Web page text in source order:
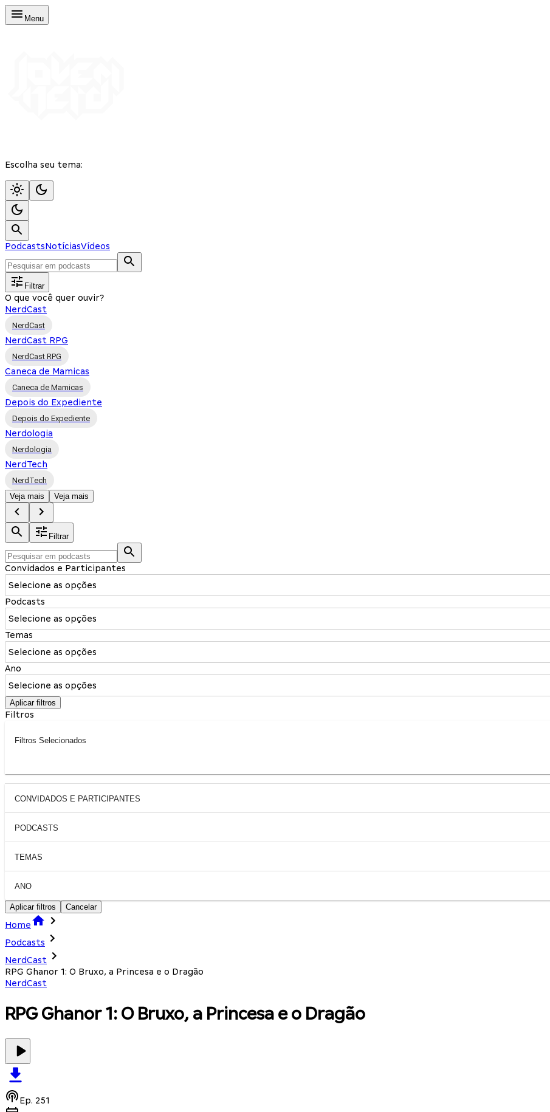
Menu
Escolha seu tema:
PodcastsNotíciasVídeos
Filtrar
O que você quer ouvir?
NerdCast
NerdCast
NerdCast RPG
NerdCast RPG
Caneca de Mamicas
Caneca de Mamicas
Depois do Expediente
Depois do Expediente
Nerdologia
Nerdologia
NerdTech
NerdTech
Veja mais
Veja mais
Filtrar
Convidados e Participantes
Selecione as opções
Podcasts
Selecione as opções
Temas
Selecione as opções
Ano
Selecione as opções
Aplicar filtros
Filtros
Filtros Selecionados
CONVIDADOS E PARTICIPANTES
PODCASTS
TEMAS
ANO
Aplicar filtros Cancelar
Home
Podcasts
NerdCast
RPG Ghanor 1: O Bruxo, a Princesa e o Dragão
NerdCast
RPG Ghanor 1: O Bruxo, a Princesa e o Dragão
Ep. 251